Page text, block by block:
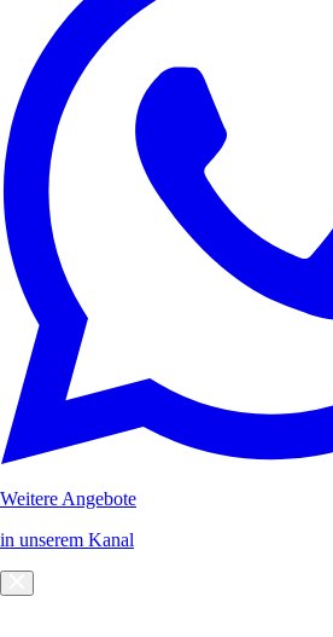
Weitere Angebote
in unserem Kanal